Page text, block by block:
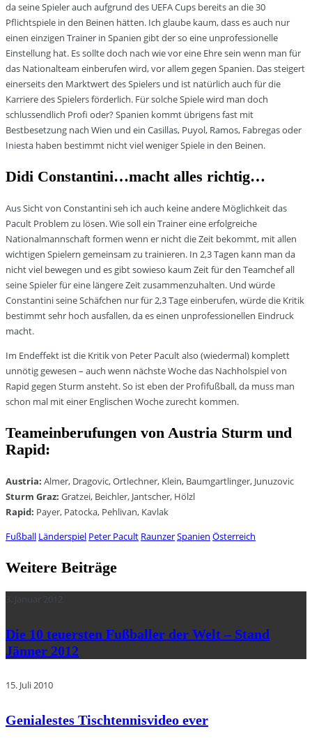
da seine Spieler auch aufgrund des UEFA Cups bereits an die 30
Pflichtspiele in den Beinen hätten. Ich glaube kaum, dass es auch nur
einen einzigen Trainer in Spanien gibt der so eine unprofessionelle
Einstellung hat. Es sollte doch nach wie vor eine Ehre sein wenn man für
das Nationalteam einberufen wird, vor allem gegen Spanien. Das steigert
einerseits den Marktwert des Spielers und ist natürlich auch für die
Karriere des Spielers förderlich. Für solche Spiele wird man doch
schlussendlich Profi oder? Spanien kommt übrigens fast mit
Bestbesetzung nach Wien und ein Casillas, Puyol, Ramos, Fabregas oder
Iniesta haben bestimmt nicht viel weniger Spiele in den Beinen.
Didi Constantini…macht alles richtig…
Aus Sicht von Constantini seh ich auch keine andere Möglichkeit das
Pacult Problem zu lösen. Wie soll ein Trainer eine erfolgreiche
Nationalmannschaft formen wenn er nicht die Zeit bekommt, mit allen
wichtigen Spielern gemeinsam zu trainieren. In 2,3 Tagen kann man da
nicht viel bewegen und es gibt sowieso kaum Zeit für den Teamchef all
seine Spieler für eine längere Zeit zusammenzuhalten. Und würde
Constantini seine Schäfchen nur für 2,3 Tage einberufen, würde die Kritik
bestimmt sehr hoch ausfallen, da es einen unprofessionellen Eindruck
macht.
Im Endeffekt ist die Kritik von Peter Pacult also (wiedermal) komplett
unnötig gewesen – auch wenn nächste Woche das Nachholspiel von
Rapid gegen Sturm ansteht. So ist eben der Profifußball, da muss man
schon mal mit einer Englischen Woche zurecht kommen.
Teameinberufungen von Austria Sturm und
Rapid:
Austria: Almer, Dragovic, Ortlechner, Klein, Baumgartlinger, Junuzovic
Sturm Graz: Gratzei, Beichler, Jantscher, Hölzl
Rapid: Payer, Patocka, Pehlivan, Kavlak
Fußball Länderspiel Peter Pacult RaunzerSpanien Österreich
Weitere Beiträge
Die 10 teuersten Fußballer der Welt – Stand
Jänner 2012
15. Juli 2010
Genialestes Tischtennisvideo ever